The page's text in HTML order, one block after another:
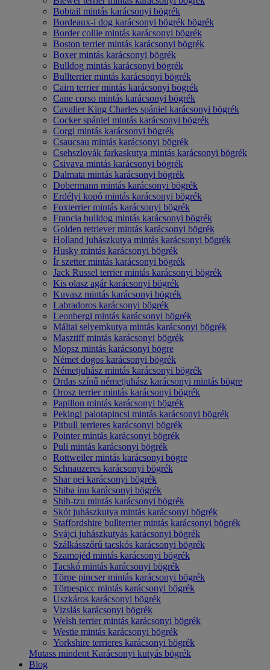
Bobtail mintás karácsonyi bögrék
Bordeaux-i dog karácsonyi bögrék bögrék
Border collie mintás karácsonyi bögrék
Boston terrier mintás karácsonyi bögrék
Boxer mintás karácsonyi bögrék
Bulldog mintás karácsonyi bögrék
Bullterrier mintás karácsonyi bögrék
Cairn terrier mintás karácsonyi bögrék
Cane corso mintás karácsonyi bögrék
Cavalier King Charles spániel karácsonyi bögrék
Cocker spániel mintás karácsonyi bögrék
Corgi mintás karácsonyi bögrék
Csaucsau mintás karácsonyi bögrék
Csehszlovák farkaskutya mintás karácsonyi bögrék
Csivava mintás karácsonyi bögrék
Dalmata mintás karácsonyi bögrék
Dobermann mintás karácsonyi bögrék
Erdélyi kopó mintás karácsonyi bögrék
Foxterrier mintás karácsonyi bögrék
Francia bulldog mintás karácsonyi bögrék
Golden retriever mintás karácsonyi bögrék
Holland juhászkutya mintás karácsonyi bögrék
Husky mintás karácsonyi bögrék
Ír szetter mintás karácsonyi bögrék
Jack Russel terrier mintás karácsonyi bögrék
Kis olasz agár karácsonyi bögrék
Kuvasz mintás karácsonyi bögrék
Labradoros karácsonyi bögrék
Leonbergi mintás karácsonyi bögrék
Máltai selyemkutya mintás karácsonyi bögrék
Masztiff mintás karácsonyi bögrék
Mopsz mintás karácsonyi bögre
Német dogos karácsonyi bögrék
Németjuhász mintás karácsonyi bögrék
Ordas színű németjuhász karácsonyi mintás bögre
Orosz terrier mintás karácsonyi bögrék
Papillon mintás karácsonyi bögrék
Pekingi palotapincsi mintás karácsonyi bögrék
Pitbull terrieres karácsonyi bögrék
Pointer mintás karácsonyi bögrék
Puli mintás karácsonyi bögrék
Rottweiler mintás karácsonyi bögre
Schnauzeres karácsonyi bögrék
Shar pei karácsonyi bögrék
Shiba inu karácsonyi bögrék
Shih-tzu mintás karácsonyi bögrék
Skót juhászkutya mintás karácsonyi bögrék
Staffordshire bullterrier mintás karácsonyi bögrék
Svájci juhászkutyás karácsonyi bögrék
Szálkásszőrű tacskós karácsonyi bögrék
Szamojéd mintás karácsonyi bögrék
Tacskó mintás karácsonyi bögrék
Törpe pincser mintás karácsonyi bögrék
Törpespicc mintás karácsonyi bögrék
Uszkáros karácsonyi bögrék
Vizslás karácsonyi bögrék
Welsh terrier mintás karácsonyi bögrék
Westie mintás karácsonyi bögrék
Yorkshire terrieres karácsonyi bögrék
Mutass mindent Karácsonyi kutyás bögrék
Blog